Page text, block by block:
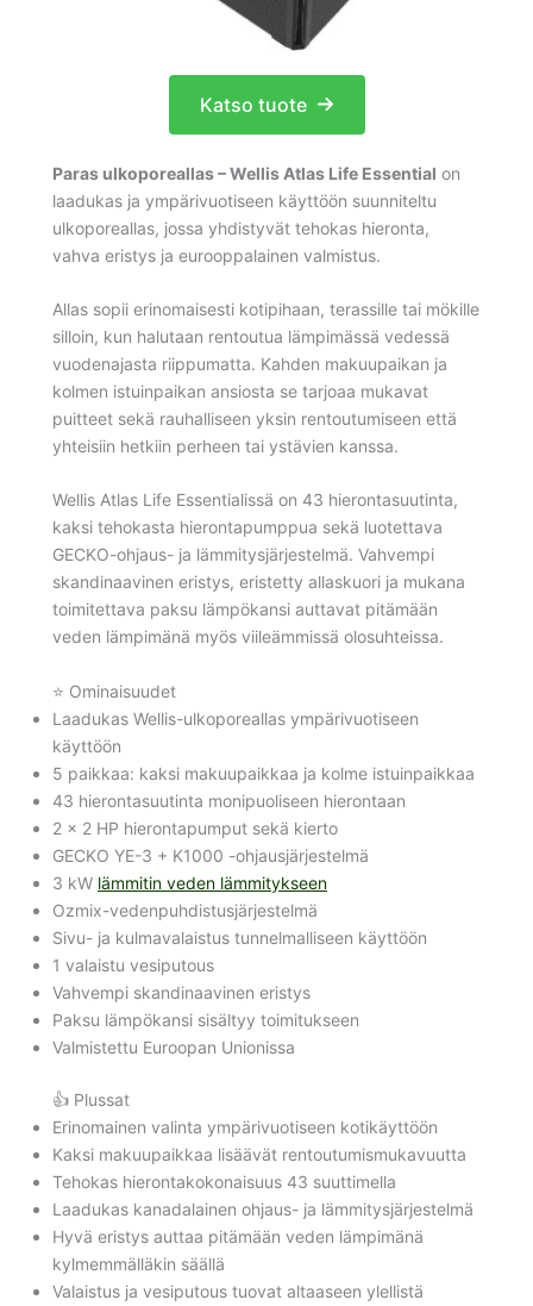
Katso tuote
Paras ulkoporeallas – Wellis Atlas Life Essential on
laadukas ja ympärivuotiseen käyttöön suunniteltu
ulkoporeallas, jossa yhdistyvät tehokas hieronta,
vahva eristys ja eurooppalainen valmistus.
Allas sopii erinomaisesti kotipihaan, terassille tai mökille
silloin, kun halutaan rentoutua lämpimässä vedessä
vuodenajasta riippumatta. Kahden makuupaikan ja
kolmen istuinpaikan ansiosta se tarjoaa mukavat
puitteet sekä rauhalliseen yksin rentoutumiseen että
yhteisiin hetkiin perheen tai ystävien kanssa.
Wellis Atlas Life Essentialissä on 43 hierontasuutinta,
kaksi tehokasta hierontapumppua sekä luotettava
GECKO-ohjaus- ja lämmitysjärjestelmä. Vahvempi
skandinaavinen eristys, eristetty allaskuori ja mukana
toimitettava paksu lämpökansi auttavat pitämään
veden lämpimänä myös viileämmissä olosuhteissa.
⭐ Ominaisuudet
Laadukas Wellis-ulkoporeallas ympärivuotiseen
käyttöön
5 paikkaa: kaksi makuupaikkaa ja kolme istuinpaikkaa
43 hierontasuutinta monipuoliseen hierontaan
2 × 2 HP hierontapumput sekä kierto
GECKO YE-3 + K1000 -ohjausjärjestelmä
3 kW lämmitin veden lämmitykseen
Ozmix-vedenpuhdistusjärjestelmä
Sivu- ja kulmavalaistus tunnelmalliseen käyttöön
1 valaistu vesiputous
Vahvempi skandinaavinen eristys
Paksu lämpökansi sisältyy toimitukseen
Valmistettu Euroopan Unionissa
👍 Plussat
Erinomainen valinta ympärivuotiseen kotikäyttöön
Kaksi makuupaikkaa lisäävät rentoutumismukavuutta
Tehokas hierontakokonaisuus 43 suuttimella
Laadukas kanadalainen ohjaus- ja lämmitysjärjestelmä
Hyvä eristys auttaa pitämään veden lämpimänä
kylmemmälläkin säällä
Valaistus ja vesiputous tuovat altaaseen ylellistä